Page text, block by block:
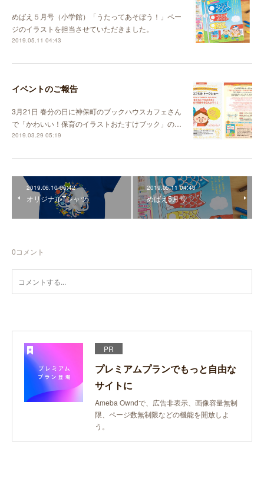
めばえ５月号（小学館）「うたってあそぼう！」ペー
ジのイラストを担当させていただきました。
2019.05.11 04:43
イベントのご報告
3月21日 春分の日に神保町のブックハウスカフェさん
で「かわいい！保育のイラストおたすけブック」の…
2019.03.29 05:19
2019.06.10 06:42
オリジナルTシャツ
2019.05.11 04:43
めばえ5月号
0コメント
PR
プレミアムプランでもっと自由な
サイトに
Ameba Owndで、広告非表示、画像容量無制
限、ページ数無制限などの機能を開放しよ
う。